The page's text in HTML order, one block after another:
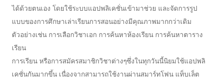
ได้ด้วยตนเอง โดยใช้ระบบแอปพลิเคชั่นเข้ามาช่วย และจัดการรูป
แบบของการศึกษาเล่าเรียนการสอนอย่างมีคุณภาพมากกว่าเดิม
ตัวอย่างเช่น การเลือกวิชาเอก การค้นหาห้องเรียน การค้นหาตาราง
เรียน
การเรียน หรือการสมัครสมาชิกวิชาต่างๆซึ่งในทุกวันนี้นิยมใช้แอปพลิ
เคชั่นกันมากขึ้น เนื่องจากสามารถใช้งานผ่านสมาร์ทโฟน แท็บเล็ต